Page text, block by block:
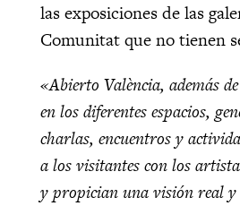
las exposiciones de las
Comunitat que no tienen
«Abierto València, además
en los diferentes espacios,
charlas, encuentros y
a los visitantes con los
y propician una visión real y